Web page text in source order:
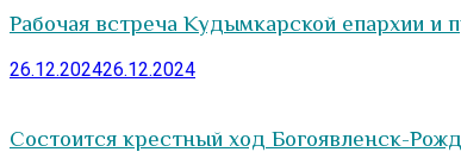
Рабочая встреча Кудымкарской епархии и
26.12.202426.12.2024
Состоится крестный ход Богоявленск-